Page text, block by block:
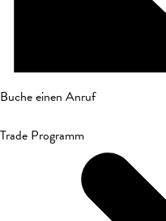
Buche einen Anruf
Trade Programm